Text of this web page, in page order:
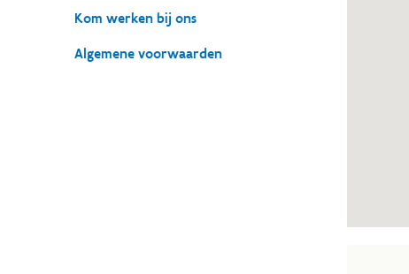
Kom werken bij ons
Algemene voorwaarden